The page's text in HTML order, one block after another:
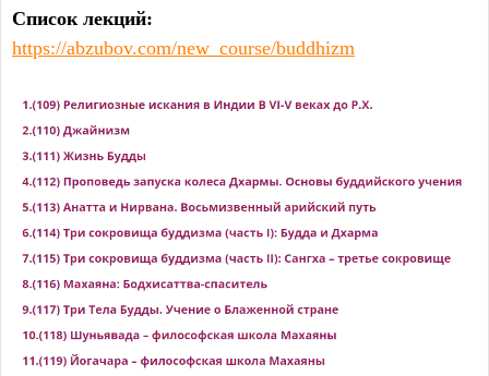
Список лекций:
https://abzubov.com/new_course/buddhizm